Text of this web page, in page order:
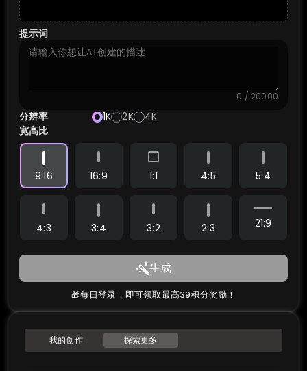
提示词
0 / 20000
分辨率 1K 2K
4K
宽高比
9:16 16:9 1:1 4:5 5:4
4:3 3:4 3:2 2:3 21:9
生成
🎁每日登录，即可领取最高39积分奖励！
我的创作 探索更多